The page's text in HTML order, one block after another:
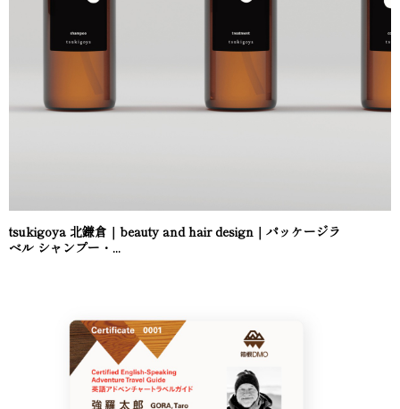
tsukigoya 北鎌倉｜beauty and hair design｜パッケージラ
ベル シャンプー・...